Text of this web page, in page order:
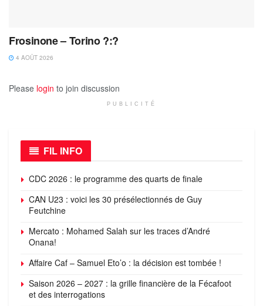
Frosinone – Torino ?:?
4 AOÛT 2026
Please login to join discussion
PUBLICITÉ
FIL INFO
CDC 2026 : le programme des quarts de finale
CAN U23 : voici les 30 présélectionnés de Guy
Feutchine
Mercato : Mohamed Salah sur les traces d’André
Onana!
Affaire Caf – Samuel Eto’o : la décision est tombée !
Saison 2026 – 2027 : la grille financière de la Fécafoot
et des interrogations